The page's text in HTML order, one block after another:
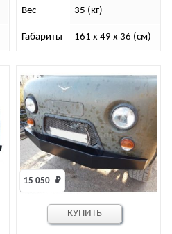
Вес 35 (кг)
Габариты 161 x 49 x 36 (см)
15 050 ₽
КУПИТЬ